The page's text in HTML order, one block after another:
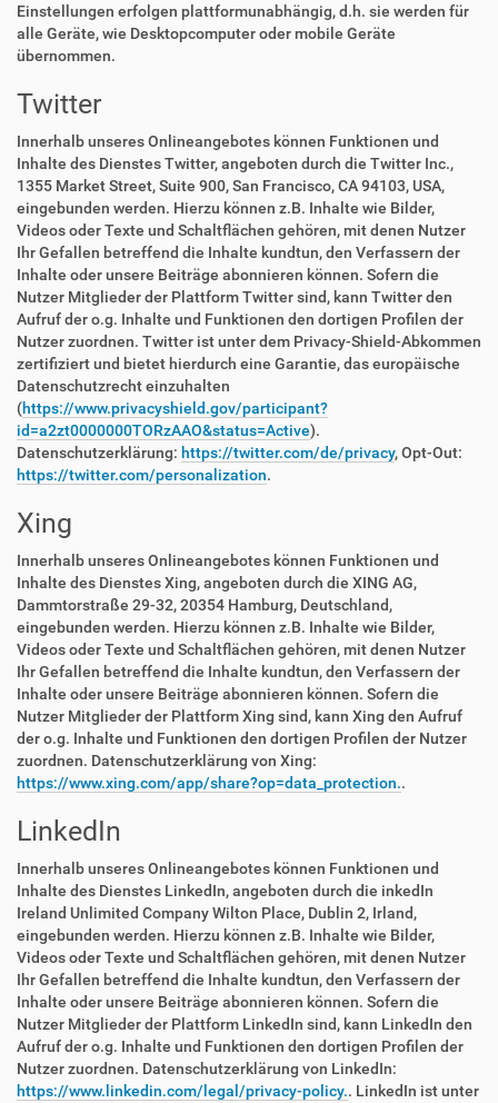
Einstellungen erfolgen plattformunabhängig, d.h. sie werden für
alle Geräte, wie Desktopcomputer oder mobile Geräte
übernommen.
Twitter
Innerhalb unseres Onlineangebotes können Funktionen und
Inhalte des Dienstes Twitter, angeboten durch die Twitter Inc.,
1355 Market Street, Suite 900, San Francisco, CA 94103, USA,
eingebunden werden. Hierzu können z.B. Inhalte wie Bilder,
Videos oder Texte und Schaltflächen gehören, mit denen Nutzer
Ihr Gefallen betreffend die Inhalte kundtun, den Verfassern der
Inhalte oder unsere Beiträge abonnieren können. Sofern die
Nutzer Mitglieder der Plattform Twitter sind, kann Twitter den
Aufruf der o.g. Inhalte und Funktionen den dortigen Profilen der
Nutzer zuordnen. Twitter ist unter dem Privacy-Shield-Abkommen
zertifiziert und bietet hierdurch eine Garantie, das europäische
Datenschutzrecht einzuhalten
(https://www.privacyshield.gov/participant?
id=a2zt0000000TORzAAO&status=Active).
Datenschutzerklärung: https://twitter.com/de/privacy, Opt-Out:
https://twitter.com/personalization.
Xing
Innerhalb unseres Onlineangebotes können Funktionen und
Inhalte des Dienstes Xing, angeboten durch die XING AG,
Dammtorstraße 29-32, 20354 Hamburg, Deutschland,
eingebunden werden. Hierzu können z.B. Inhalte wie Bilder,
Videos oder Texte und Schaltflächen gehören, mit denen Nutzer
Ihr Gefallen betreffend die Inhalte kundtun, den Verfassern der
Inhalte oder unsere Beiträge abonnieren können. Sofern die
Nutzer Mitglieder der Plattform Xing sind, kann Xing den Aufruf
der o.g. Inhalte und Funktionen den dortigen Profilen der Nutzer
zuordnen. Datenschutzerklärung von Xing:
https://www.xing.com/app/share?op=data_protection..
LinkedIn
Innerhalb unseres Onlineangebotes können Funktionen und
Inhalte des Dienstes LinkedIn, angeboten durch die inkedIn
Ireland Unlimited Company Wilton Place, Dublin 2, Irland,
eingebunden werden. Hierzu können z.B. Inhalte wie Bilder,
Videos oder Texte und Schaltflächen gehören, mit denen Nutzer
Ihr Gefallen betreffend die Inhalte kundtun, den Verfassern der
Inhalte oder unsere Beiträge abonnieren können. Sofern die
Nutzer Mitglieder der Plattform LinkedIn sind, kann LinkedIn den
Aufruf der o.g. Inhalte und Funktionen den dortigen Profilen der
Nutzer zuordnen. Datenschutzerklärung von LinkedIn:
https://www.linkedin.com/legal/privacy-policy.. LinkedIn ist unter